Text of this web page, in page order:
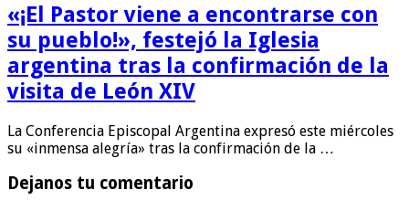
«¡El Pastor viene a encontrarse con
su pueblo!», festejó la Iglesia
argentina tras la confirmación de la
visita de León XIV
La Conferencia Episcopal Argentina expresó este miércoles
su «inmensa alegría» tras la confirmación de la …
Dejanos tu comentario